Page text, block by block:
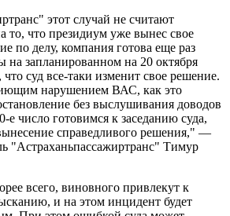
этот случай не считают
то, что президиум уже вынес свое
по делу, компания готова еще раз
на запланированном на 20 октября
суд все-таки изменит свое решение.
нарушением ВАС, как это
без выслушивания доводов
е число готовимся к заседанию суда,
справедливого решения," —
"Астраханьпассажиртранс" Тимур
всего, виновного привлекут к
и на этом инцидент будет